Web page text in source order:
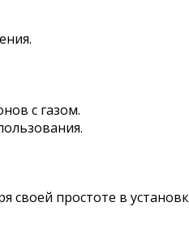
с газом.
своей простоте в